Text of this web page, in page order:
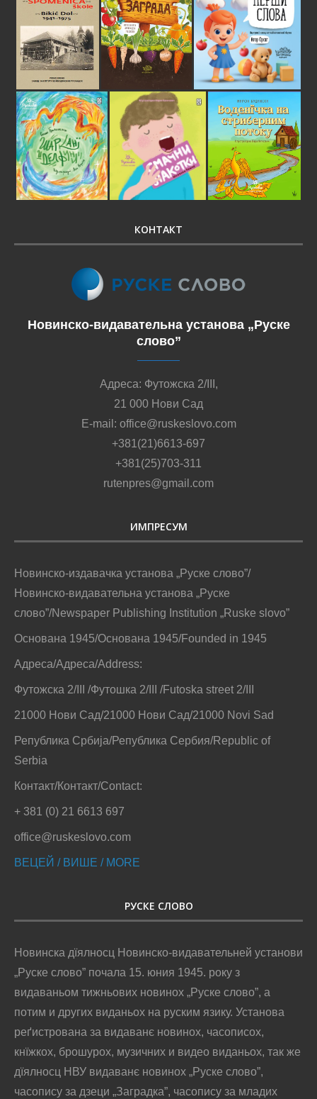
КОНТАКТ
Новинско-видавательна установа „Руске
слово”
Адреса: Футожска 2/III,
21 000 Нови Сад
E-mail: office@ruskeslovo.com
+381(21)6613-697
+381(25)703-311
rutenpres@gmail.com
ИМПРЕСУМ
Новинско-издавачка установа „Руске слово”/
Новинско-видавательна установа „Руске
слово”/Newspaper Publishing Institution „Ruske slovo”
Основана 1945/Основана 1945/Founded in 1945
Адреса/Адреса/Address:
Футожска 2/III /Футошка 2/III /Futoska street 2/III
21000 Нови Сад/21000 Нови Сад/21000 Novi Sad
Република Србија/Република Сербия/Republic of
Serbia
Контакт/Контакт/Contact:
+ 381 (0) 21 6613 697
office@ruskeslovo.com
ВЕЦЕЙ / ВИШЕ / MORE
РУСКЕ СЛОВО
Новинска дїялносц Новинско-видавательней установи
„Руске слово” почала 15. юния 1945. року з
видаваньом тижньових новинох „Руске слово”, а
потим и других виданьох на руским язику. Установа
реґистрована за видаванє новинох, часописох,
кнїжкох, брошурох, музичних и видео виданьох, так же
дїялносц НВУ видаванє новинох „Руске слово”,
часопису за дзеци „Заградка”, часопису за младих